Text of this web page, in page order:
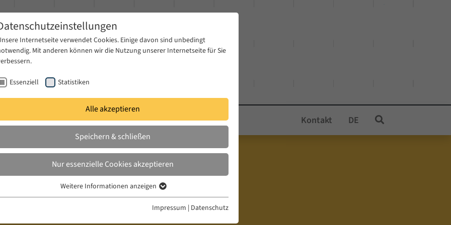
Publikationen Projekte News & Presse Kontakt DE
Internetseite verwendet Cookies. Einige davon sind unbedingt
Mit anderen können wir die Nutzung unserer Internetseite für Sie
Essenziell Statistiken
Alle akzeptieren
Speichern & schließen
Nur essenzielle Cookies akzeptieren
Essenzielle Cookies werden für grundlegende Funktionen der Webseite
Weitere Informationen anzeigen
Impressum | Datenschutz